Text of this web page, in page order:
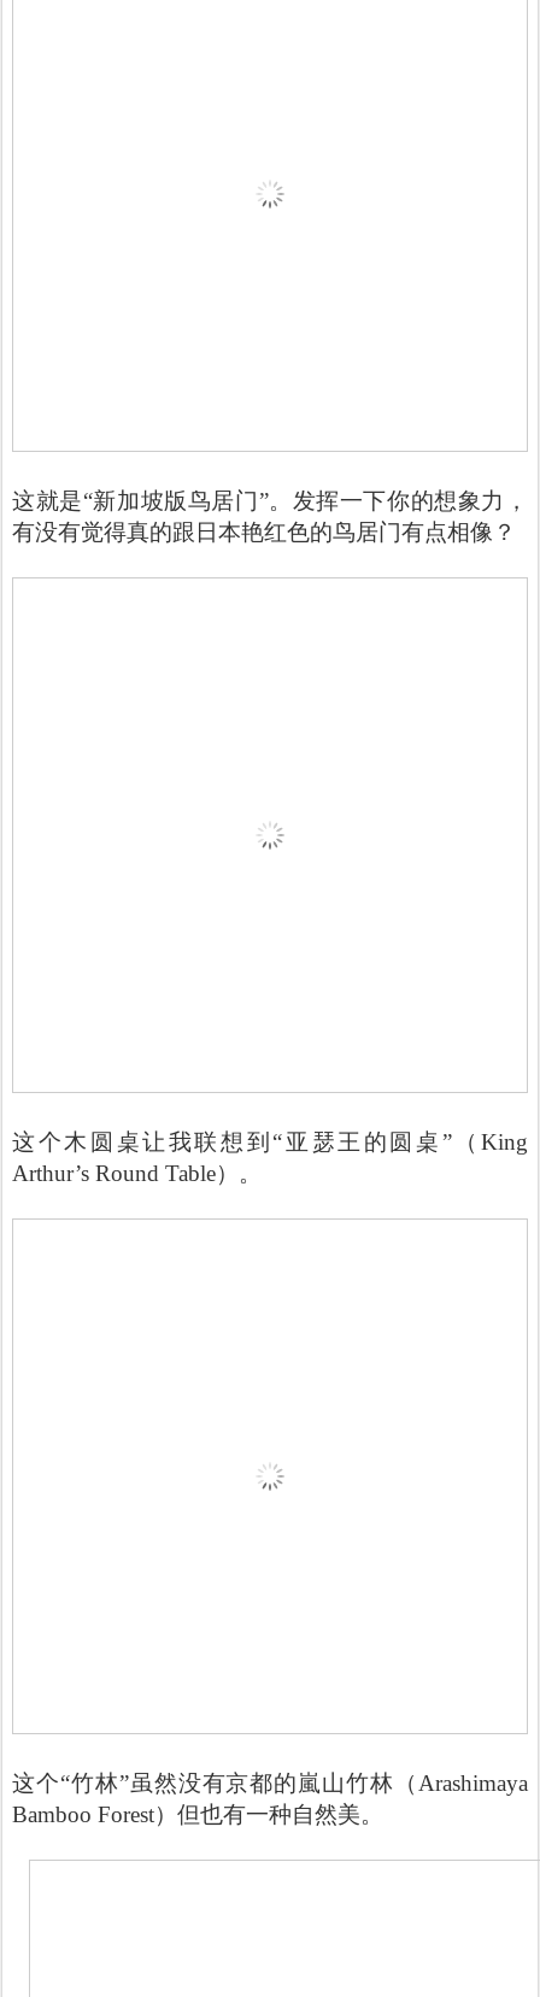
这就是“新加坡版鸟居门”。发挥一下你的想象力，
有没有觉得真的跟日本艳红色的鸟居门有点相像？
这个木圆桌让我联想到“亚瑟王的圆桌”（King
Arthur’s Round Table）。
这个“竹林”虽然没有京都的嵐山竹林（Arashimaya
Bamboo Forest）但也有一种自然美。